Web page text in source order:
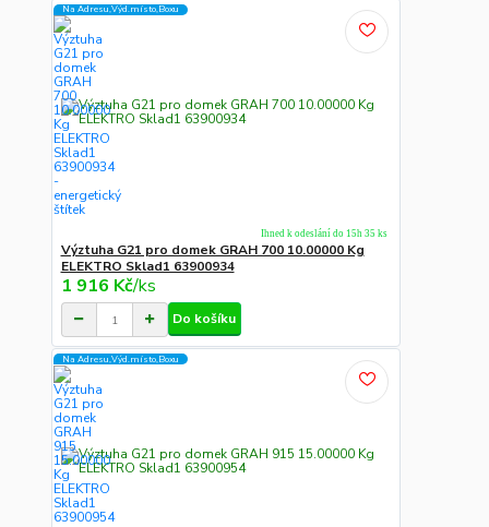
Na Adresu,Výd.místo,Boxu
Výztuha G21 pro domek GRAH 700 10.00000 Kg
ELEKTRO Sklad1 63900934
1 916 Kč/ks
Ihned k odeslání do 15h 35 ks
Do košíku
Na Adresu,Výd.místo,Boxu